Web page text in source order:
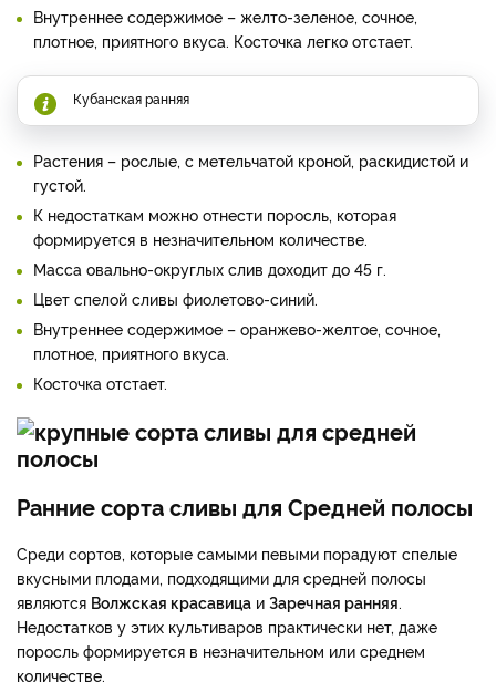
Внутреннее содержимое – желто-зеленое, сочное,
плотное, приятного вкуса. Косточка легко отстает.
Кубанская ранняя
Растения – рослые, с метельчатой кроной, раскидистой и
густой.
К недостаткам можно отнести поросль, которая
формируется в незначительном количестве.
Масса овально-округлых слив доходит до 45 г.
Цвет спелой сливы фиолетово-синий.
Внутреннее содержимое – оранжево-желтое, сочное,
плотное, приятного вкуса.
Косточка отстает.
Ранние сорта сливы для Средней полосы
Среди сортов, которые самыми певыми порадуют спелые
вкусными плодами, подходящими для средней полосы
являются Волжская красавица и Заречная ранняя
Недостатков у этих культиваров практически нет, даже
поросль формируется в незначительном или среднем
количестве.